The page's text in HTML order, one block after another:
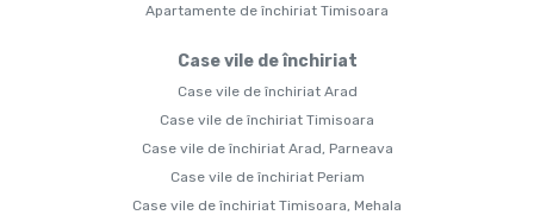
Apartamente de închiriat Timisoara
Case vile de închiriat
Case vile de închiriat Arad
Case vile de închiriat Timisoara
Case vile de închiriat Arad, Parneava
Case vile de închiriat Periam
Case vile de închiriat Timisoara, Mehala